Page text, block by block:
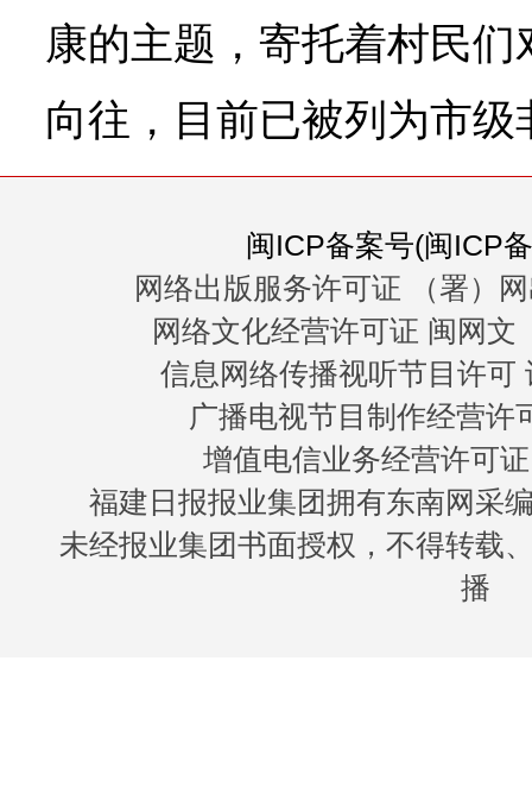
康的主题，寄托着村民
向往，目前已被列为市
闽ICP备案号(闽ICP
网络出版服务许可证 （署）
网络文化经营许可证 闽网文
信息网络传播视听节目许可
广播电视节目制作经营许
增值电信业务经营许可
福建日报报业集团拥有东南网采
未经报业集团书面授权，不得转载
播